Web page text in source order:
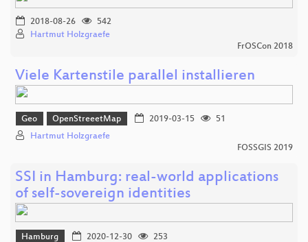
2018-08-26
542
Hartmut Holzgraefe
FrOSCon 2018
Viele Kartenstile parallel installieren
Geo OpenStreeetMap 2019-03-15
51
Hartmut Holzgraefe
FOSSGIS 2019
SSI in Hamburg: real-world applications
of self-sovereign identities
Hamburg 2020-12-30 253